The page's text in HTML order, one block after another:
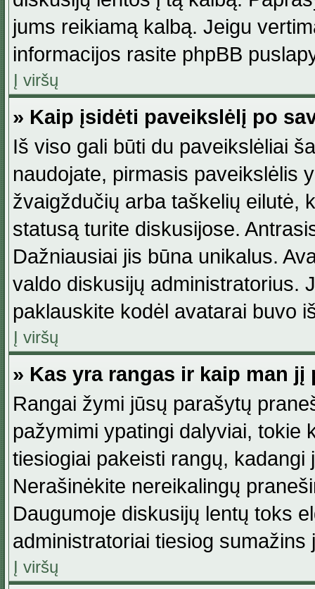
jums reikiamą kalbą. Jeigu
informacijos rasite phpBB
Į viršų
» Kaip įsidėti paveikslėlį po
Iš viso gali būti du paveikslėliai
naudojate, pirmasis paveikslėlis
žvaigždučių arba taškelių eilutė,
statusą turite diskusijose.
Dažniausiai jis būna unikalus.
valdo diskusijų administratorius.
paklauskite kodėl avatarai buvo
Į viršų
» Kas yra rangas ir kaip man jį
Rangai žymi jūsų parašytų
pažymimi ypatingi dalyviai, tokie
tiesiogiai pakeisti rangų,
Nerašinėkite nereikalingų
Daugumoje diskusijų lentų toks
administratoriai tiesiog
Į viršų